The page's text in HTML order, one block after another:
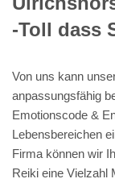
-Toll dass
Von uns kann
anpassungsfähig
Emotionscode &
Lebensbereichen
Firma können wir
Reiki eine Vielzahl